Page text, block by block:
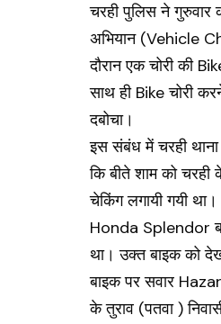
चरही पुलिस ने गुरुवार
अभियान (Vehicle
दौरान एक चोरी की
साथ ही Bike चोरी
दबोचा।
इस संबंध में चरही थाना
कि बीते शाम को
चेकिंग लगायी गयी
Honda Splendor
था। उक्त बाइक को
बाइक पर सवार
के तुराव (पतवा )